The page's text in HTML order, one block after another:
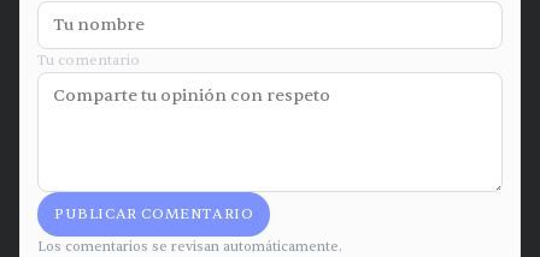
Tu comentario
PUBLICAR COMENTARIO
Los comentarios se revisan automáticamente.